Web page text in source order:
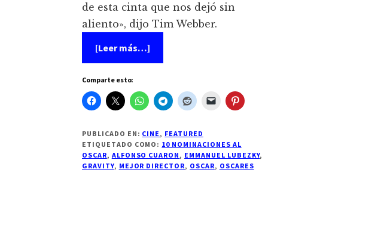
de esta cinta que nos dejó sin
aliento», dijo Tim Webber.
[Leer más…]
Alfonso
mejor
director
en
86va
entrega
del
Oscar
Comparte esto:
PUBLICADO EN: CINE , FEATURED
ETIQUETADO COMO: 10 NOMINACIONES AL
OSCAR, ALFONSO CUARON , EMMANUEL LUBEZKY,
GRAVITY, MEJOR DIRECTOR, OSCAR, OSCARES